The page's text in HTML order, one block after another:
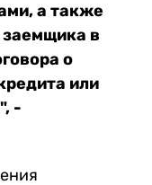
а также
в
о
или
-